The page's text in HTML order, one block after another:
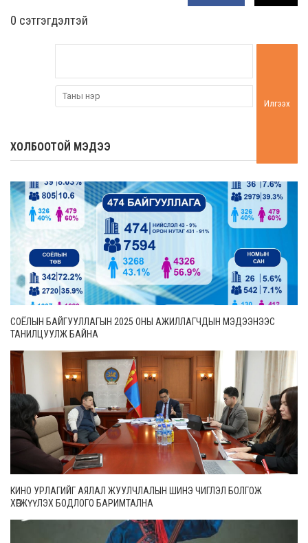
0 cэтгэгдэлтэй
Илгээх
ХОЛБООТОЙ МЭДЭЭ
СОЁЛЫН БАЙГУУЛЛАГЫН 2025 ОНЫ АЖИЛЛАГЧДЫН МЭДЭЭНЭЭС
ТАНИЛЦУУЛЖ БАЙНА
КИНО УРЛАГИЙГ АЯЛАЛ ЖУУЛЧЛАЛЫН ШИНЭ ЧИГЛЭЛ БОЛГОЖ
ХӨГЖҮҮЛЭХ БОДЛОГО БАРИМТАЛНА